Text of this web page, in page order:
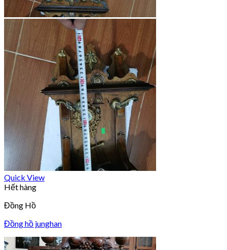
Quick View
Hết hàng
Đồng Hồ
Đồng hồ junghan